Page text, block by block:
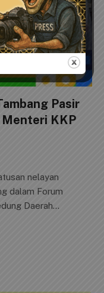
Pasir
KKP
nelayan
dalam Forum
Daerah…